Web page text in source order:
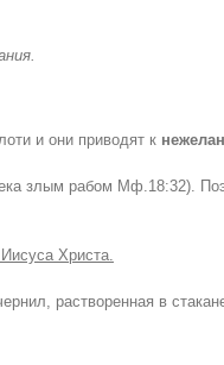
и они приводят к
злым рабом Мф.18:32).
Христа.
растворенная в